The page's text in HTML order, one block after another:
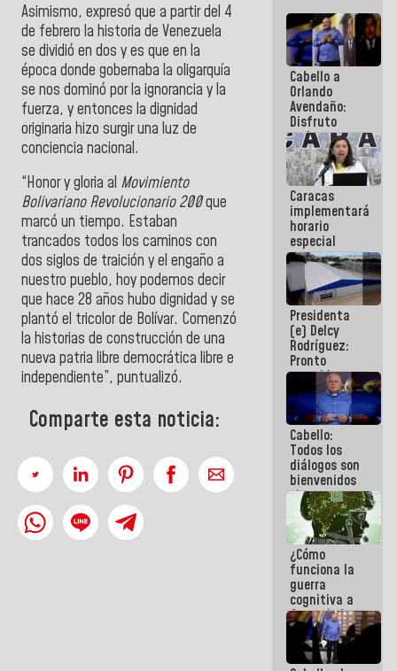
Asimismo, expresó que a partir del 4
de febrero la historia de Venezuela
se dividió en dos y es que en la
época donde gobernaba la oligarquía
se nos dominó por la ignorancia y la
fuerza, y entonces la dignidad
originaria hizo surgir una luz de
conciencia nacional.
“Honor y gloria al Movimiento
Bolivariano Revolucionario 200que
marcó un tiempo. Estaban
trancados todos los caminos con
dos siglos de traición y el engaño a
nuestro pueblo, hoy podemos decir
que hace 28 años hubo dignidad y se
plantó el tricolor de Bolívar. Comenzó
la historias de construcción de una
nueva patria libre democrática libre e
independiente”, puntualizó.
Comparte esta noticia:
Cabello a
Orlando
Avendaño:
Disfruto
cada vez
que escribes
porque lo
que haces
es
embarrarla
Caracas
implementará
horario
especial
para
adaptarse
al plan de
ahorro
energético
Presidenta
(e) Delcy
Rodríguez:
Pronto
restableceremos
las
operaciones
en el
Aeropuerto
Internacional
de
Maiquetía
Cabello:
Todos los
diálogos son
bienvenidos
siempre que
estén en el
marco de la
Constitución
de la
República
¿Cómo
funciona la
guerra
cognitiva a
favor de la
narrativa
hegemónica?
(1)